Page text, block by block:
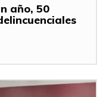
año, 50